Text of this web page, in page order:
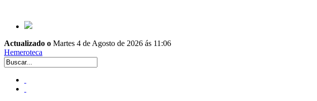
Actualizado o Martes 4 de Agosto de 2026 ás 11:06
Hemeroteca